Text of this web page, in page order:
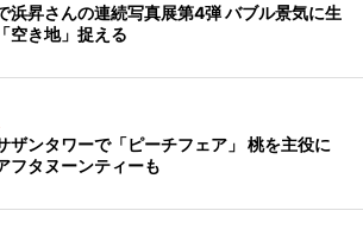
浜昇さんの連続写真展第4弾 バブル景気に生
空き地」捉える
ザンタワーで「ピーチフェア」 桃を主役に
フタヌーンティーも